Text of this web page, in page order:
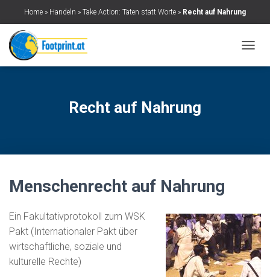
Home » Handeln » Take Action: Taten statt Worte » Recht auf Nahrung
A
H
A
L
T
E
N
Recht auf Nahrung
Menschenrecht auf Nahrung
Ein Fakultativprotokoll zum WSK
Pakt (Internationaler Pakt über
wirtschaftliche, soziale und
kulturelle Rechte)